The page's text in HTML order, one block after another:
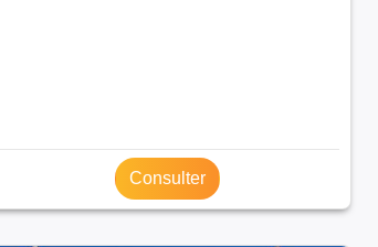
Consulter